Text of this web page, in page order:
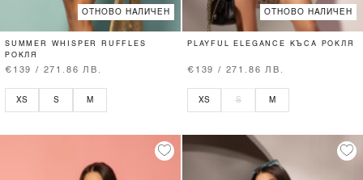
ОТНОВО НАЛИЧЕН
SUMMER WHISPER RUFFLES
РОКЛЯ
€139 / 271.86 ЛВ.
XS S M
ОТНОВО НАЛИЧЕН
PLAYFUL ELEGANCE КЪСА РОКЛЯ
€139 / 271.86 ЛВ.
XS S M